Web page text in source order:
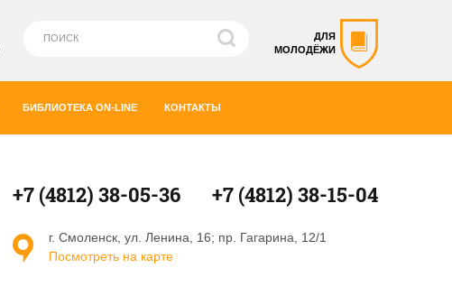
ДЛЯ
МОЛОДЁЖИ
БИБЛИОТЕКА ON-LINE КОНТАКТЫ
+7 (4812) 38-05-36 +7 (4812) 38-15-04
г. Смоленск, ул. Ленина, 16; пр. Гагарина, 12/1
Посмотреть на карте